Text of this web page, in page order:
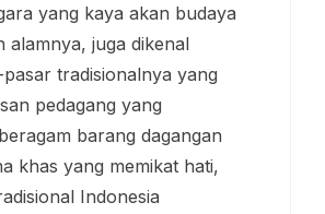
yang kaya akan budaya
alamnya, juga dikenal
tradisionalnya yang
pedagang yang
barang dagangan
khas yang memikat hati,
Indonesia